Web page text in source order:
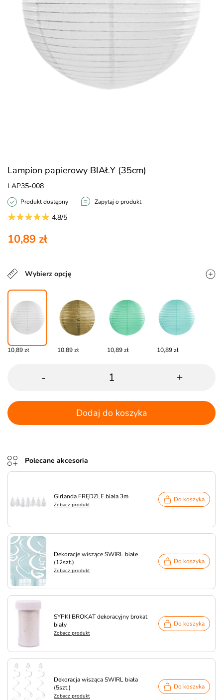
Lampion papierowy BIAŁY (35cm)
LAP35-008
Produkt dostępny Zapytaj o produkt
4.8/5
10,89 zł
Wybierz opcję
10,89 zł 10,89 zł 10,89 zł 10,89 zł
- +
Dodaj do koszyka
Polecane akcesoria
Girlanda FRĘDZLE biała 3m
Zobacz produkt
Do koszyka
Dekoracje wiszące SWIRL białe
(12szt.)
Zobacz produkt
Do koszyka
SYPKI BROKAT dekoracyjny brokat
biały
Zobacz produkt
Do koszyka
Dekoracja wisząca SWIRL biała
(5szt.)
Zobacz produkt
Do koszyka